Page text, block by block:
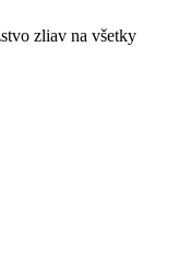
zliav na všetky